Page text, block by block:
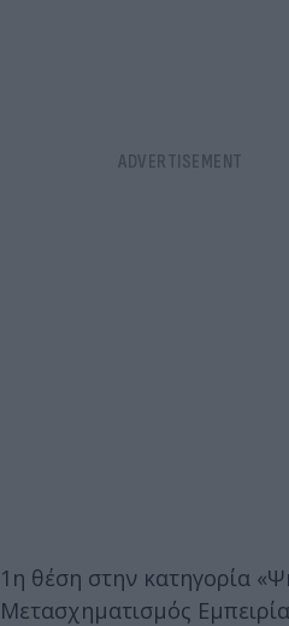
1η θέση στην κατηγορία
Μετασχηματισμός